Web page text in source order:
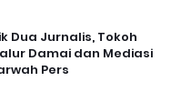
Dua Jurnalis, Tokoh
Damai dan Mediasi
Pers